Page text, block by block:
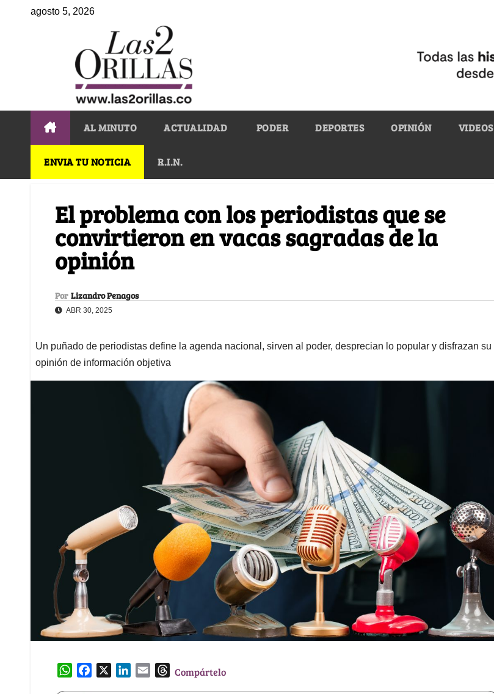
agosto 5, 2026
AL MINUTO ACTUALIDAD PODER DEPORTES OPINIÓN VIDEOS
ENVIA TU NOTICIA R.I.N.
El problema con los periodistas que se
convirtieron en vacas sagradas de la
opinión
Por Lizandro Penagos
ABR 30, 2025
Un puñado de periodistas define la agenda nacional, sirven al poder, desprecian lo popular y disfrazan su
opinión de información objetiva
W
TCompártelo